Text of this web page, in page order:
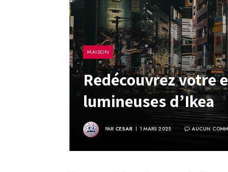
MAISON
Redécouvrez votre
lumineuses d’Ikea
PAR CESAR 1 MARS 2025 AUCUN